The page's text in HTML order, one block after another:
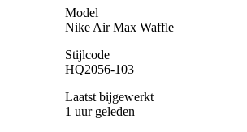
Model
Nike Air Max Waffle
Stijlcode
HQ2056-103
Laatst bijgewerkt
1 uur geleden